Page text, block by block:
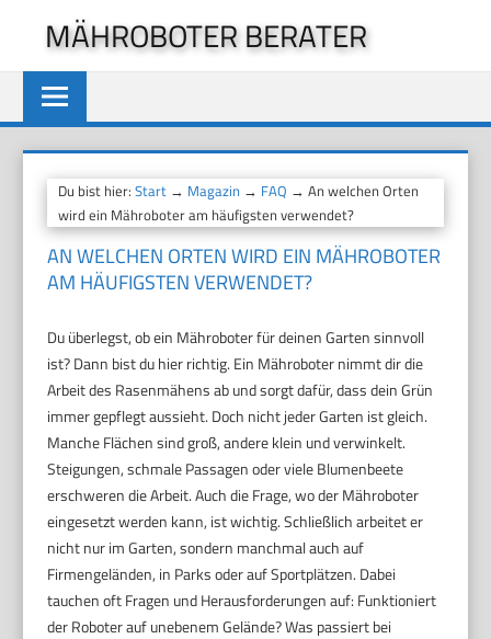
springen
MÄHROBOTER BERATER
Du bist hier:Start → Magazin → FAQ → An welchen Orten
wird ein Mähroboter am häufigsten verwendet?
AN WELCHEN ORTEN WIRD EIN MÄHROBOTER
AM HÄUFIGSTEN VERWENDET?
Du überlegst, ob ein Mähroboter für deinen Garten sinnvoll
ist? Dann bist du hier richtig. Ein Mähroboter nimmt dir die
Arbeit des Rasenmähens ab und sorgt dafür, dass dein Grün
immer gepflegt aussieht. Doch nicht jeder Garten ist gleich.
Manche Flächen sind groß, andere klein und verwinkelt.
Steigungen, schmale Passagen oder viele Blumenbeete
erschweren die Arbeit. Auch die Frage, wo der Mähroboter
eingesetzt werden kann, ist wichtig. Schließlich arbeitet er
nicht nur im Garten, sondern manchmal auch auf
Firmengeländen, in Parks oder auf Sportplätzen. Dabei
tauchen oft Fragen und Herausforderungen auf: Funktioniert
der Roboter auf unebenem Gelände? Was passiert bei